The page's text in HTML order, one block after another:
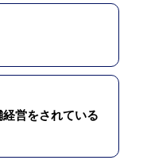
営をされている